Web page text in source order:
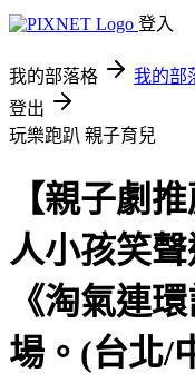
登入
我的部落格 我的部
登出
玩樂跑趴 親子育兒
【親子劇
人小孩笑
《淘氣連
場。(台北/